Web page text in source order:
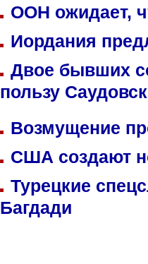
ООН ожидает,
Иордания
Двое бывших
пользу
Возмущение
США создают
Турецкие
Багдади